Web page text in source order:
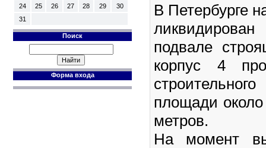
24
25 26 27 28 29
30
31
Поиск
Форма входа
В Петербурге
подвале
корпус 4
площади
метров.
На момент